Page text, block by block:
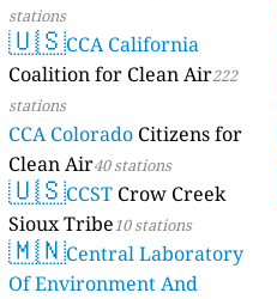
stations
🇺🇸CCA California
Coalition for Clean Air222
stations
CCA Colorado Citizens for
Clean Air40 stations
🇺🇸CCST Crow Creek
Sioux Tribe10 stations
🇲🇳Central Laboratory
Of Environment And